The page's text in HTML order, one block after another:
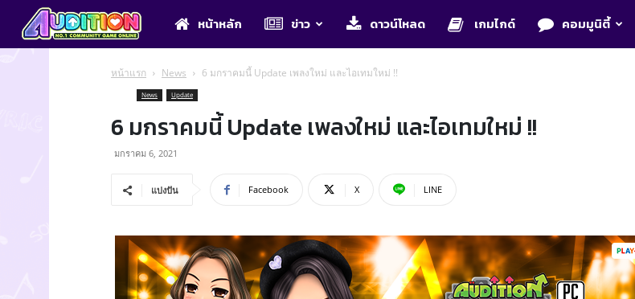
Auditionหน้าหลัก ข่าว ดาวน์โหลด เกมไกด์ คอมมูนิตี้
หน้าแรก News 6 มกราคมนี้ Update เพลงใหม่ และไอเทมใหม่ !!
News Update
6 มกราคมนี้ Update เพลงใหม่ และไอเทมใหม่ !!
มกราคม 6, 2021
แบ่งปัน Facebook X LINE